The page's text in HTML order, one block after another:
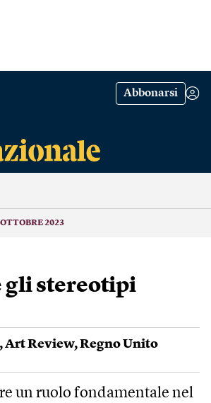
Abbonarsi
2023
gli stereotipi
,Art Review,Regno Unito
un ruolo fondamentale nel